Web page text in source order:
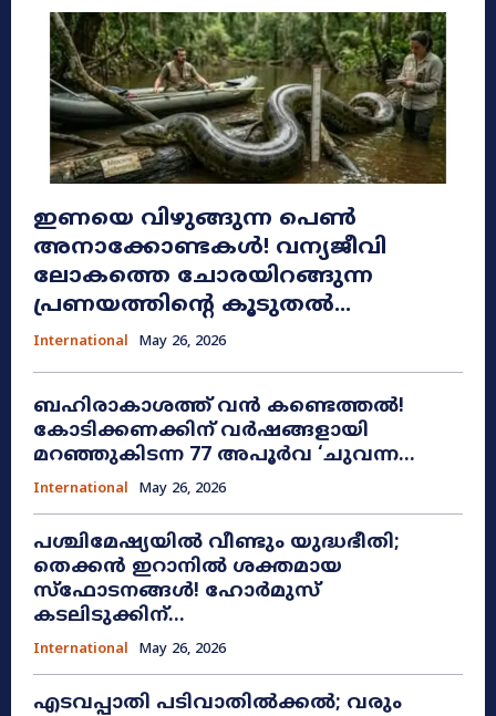
ഇണയെ വിഴുങ്ങുന്ന പെൺ
അനാക്കോണ്ടകൾ! വന്യജീവി
ലോകത്തെ ചോരയിറങ്ങുന്ന
പ്രണയത്തിന്റെ കൂടുതൽ...
International May 26, 2026
ബഹിരാകാശത്ത് വൻ കണ്ടെത്തൽ!
കോടിക്കണക്കിന് വർഷങ്ങളായി
മറഞ്ഞുകിടന്ന 77 അപൂർവ ‘ചുവന്ന...
International May 26, 2026
പശ്ചിമേഷ്യയിൽ വീണ്ടും യുദ്ധഭീതി;
തെക്കൻ ഇറാനിൽ ശക്തമായ
സ്ഫോടനങ്ങൾ! ഹോർമുസ്
കടലിടുക്കിന്...
International May 26, 2026
എടവപ്പാതി പടിവാതിൽക്കൽ; വരും